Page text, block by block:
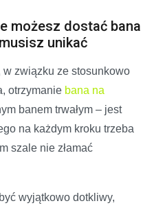
możesz dostać bana
unikać
związku ze stosunkowo
otrzymanie bana na
banem trwałym – jest
na każdym kroku trzeba
szale nie złamać
wyjątkowo dotkliwy,